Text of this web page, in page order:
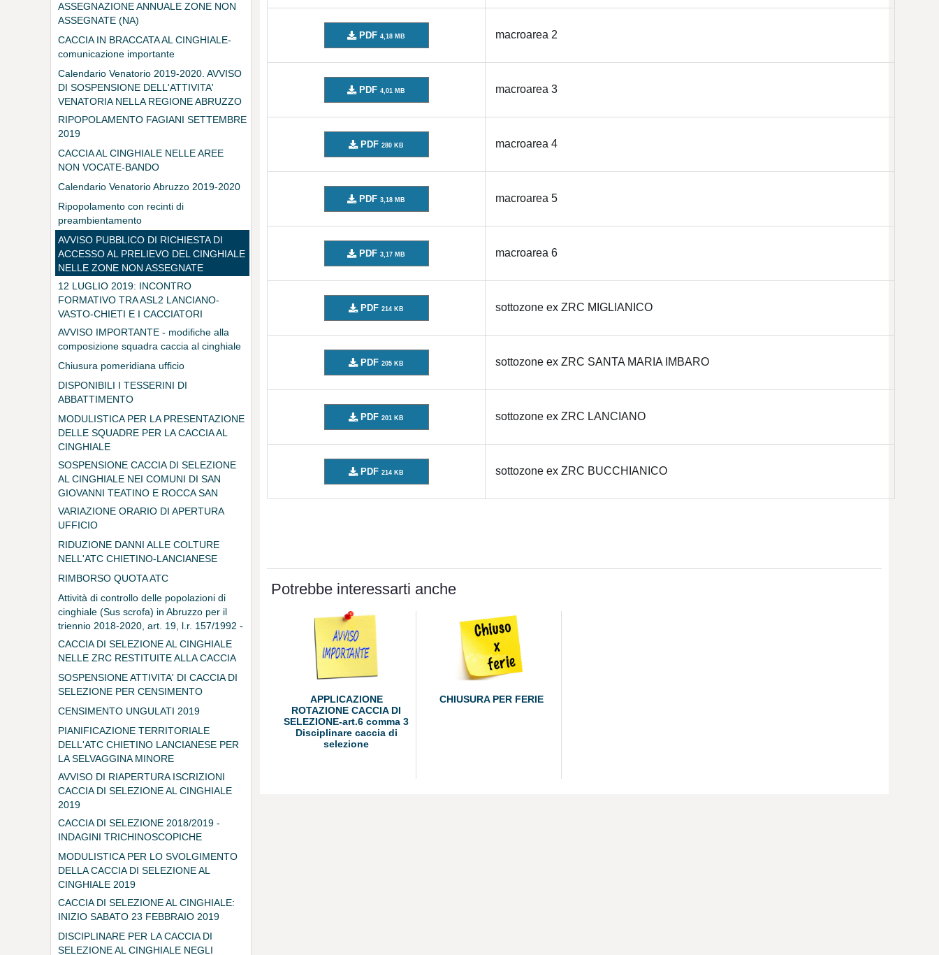
PDF 4,18 MB macroarea 2
PDF 4,01 MB macroarea 3
PDF 280 KB macroarea 4
PDF 3,18 MB macroarea 5
PDF 3,17 MB macroarea 6
PDF 214 KB sottozone ex ZRC MIGLIANICO
PDF 205 KB sottozone ex ZRC SANTA MARIA IMBARO
PDF 201 KB sottozone ex ZRC LANCIANO
PDF 214 KB sottozone ex ZRC BUCCHIANICO
Potrebbe interessarti anche
APPLICAZIONE
ROTAZIONE CACCIA DI
SELEZIONE-art.6 comma 3
Disciplinare caccia di
selezione
CHIUSURA PER FERIE
ASSEGNAZIONE ANNUALE ZONE NON
ASSEGNATE (NA)
CACCIA IN BRACCATA AL CINGHIALE-
comunicazione importante
Calendario Venatorio 2019-2020. AVVISO
DI SOSPENSIONE DELL'ATTIVITA'
VENATORIA NELLA REGIONE ABRUZZO
RIPOPOLAMENTO FAGIANI SETTEMBRE
2019
CACCIA AL CINGHIALE NELLE AREE
NON VOCATE-BANDO
Calendario Venatorio Abruzzo 2019-2020
Ripopolamento con recinti di
preambientamento
AVVISO PUBBLICO DI RICHIESTA DI
ACCESSO AL PRELIEVO DEL CINGHIALE
NELLE ZONE NON ASSEGNATE
ALL'INTERNO DELL'AREA VOCATA
12 LUGLIO 2019: INCONTRO
FORMATIVO TRA ASL2 LANCIANO-
VASTO-CHIETI E I CACCIATORI
DELL'ATC CHIETINO LANCIANESE
AVVISO IMPORTANTE - modifiche alla
composizione squadra caccia al cinghiale
Chiusura pomeridiana ufficio
DISPONIBILI I TESSERINI DI
ABBATTIMENTO
MODULISTICA PER LA PRESENTAZIONE
DELLE SQUADRE PER LA CACCIA AL
CINGHIALE
SOSPENSIONE CACCIA DI SELEZIONE
AL CINGHIALE NEI COMUNI DI SAN
GIOVANNI TEATINO E ROCCA SAN
GIOVANNI
VARIAZIONE ORARIO DI APERTURA
UFFICIO
RIDUZIONE DANNI ALLE COLTURE
NELL'ATC CHIETINO-LANCIANESE
RIMBORSO QUOTA ATC
Attività di controllo delle popolazioni di
cinghiale (Sus scrofa) in Abruzzo per il
triennio 2018-2020, art. 19, l.r. 157/1992 -
art. 44, l.r. 10/2004.
CACCIA DI SELEZIONE AL CINGHIALE
NELLE ZRC RESTITUITE ALLA CACCIA
SOSPENSIONE ATTIVITA' DI CACCIA DI
SELEZIONE PER CENSIMENTO
CENSIMENTO UNGULATI 2019
PIANIFICAZIONE TERRITORIALE
DELL'ATC CHIETINO LANCIANESE PER
LA SELVAGGINA MINORE
(lepre,fagiano,starna,coturnice,
volpe,corvidi e migratoria)
AVVISO DI RIAPERTURA ISCRIZIONI
CACCIA DI SELEZIONE AL CINGHIALE
2019
CACCIA DI SELEZIONE 2018/2019 -
INDAGINI TRICHINOSCOPICHE
MODULISTICA PER LO SVOLGIMENTO
DELLA CACCIA DI SELEZIONE AL
CINGHIALE 2019
CACCIA DI SELEZIONE AL CINGHIALE:
INIZIO SABATO 23 FEBBRAIO 2019
DISCIPLINARE PER LA CACCIA DI
SELEZIONE AL CINGHIALE NEGLI